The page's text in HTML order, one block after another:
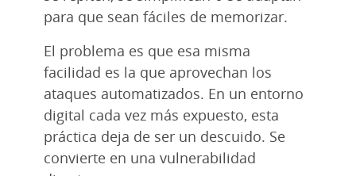
para que sean fáciles de memorizar.
El problema es que esa misma
facilidad es la que aprovechan los
ataques automatizados. En un entorno
digital cada vez más expuesto, esta
práctica deja de ser un descuido. Se
convierte en una vulnerabilidad